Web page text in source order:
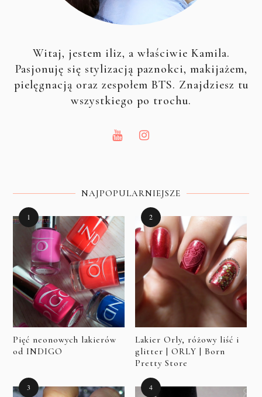
Witaj, jestem iliz, a właściwie Kamila.
Pasjonuję się stylizacją paznokci, makijażem,
pielęgnacją oraz zespołem BTS. Znajdziesz tu
wszystkiego po trochu.
NAJPOPULARNIEJSZE
Pięć neonowych lakierów
od INDIGO
Lakier Orly, różowy liść i
glitter | ORLY | Born
Pretty Store